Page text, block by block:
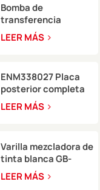
Bomba de
transferencia
LB11057 para
impresora de
LEER MÁS
ENM338027 Placa
posterior completa
para impresora
Markem-Imaje 2200
LEER MÁS
Varilla mezcladora de
tinta blanca GB-
SKN0946 8*35 para
impresora de
LEER MÁS